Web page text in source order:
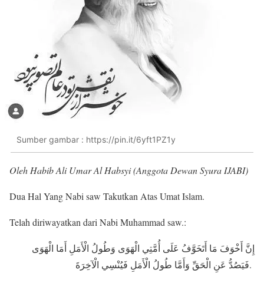
Sumber gambar : https://pin.it/6yft1PZ1y
Oleh Habib Ali Umar Al Habsyi (Anggota Dewan Syura IJABI)
Dua Hal Yang Nabi saw Takutkan Atas Umat Islam.
Telah diriwayatkan dari Nabi Muhammad saw.:
إِنَّ أَخْوَفَ مَا أَتَخَوَّفُ عَلَى أُمَّتِي الْهَوَى وَطُولُ الْأَمَلِ أَمَا الْهَوَى
فَيَصُدُّ عَنِ الْحَقِّ وَأَمَّا طُولُ الْأَمَلِ فَيُنْسِي الْآخِرَةَ.